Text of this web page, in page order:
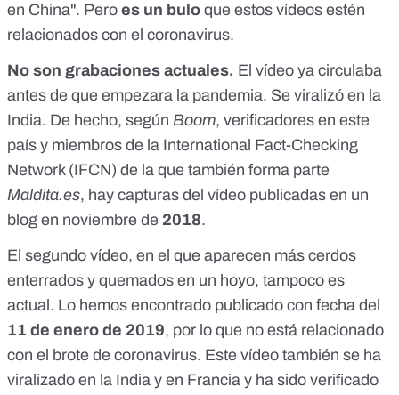
en China". Pero es un bulo que estos vídeos estén
relacionados con el coronavirus.
No son grabaciones actuales. El vídeo ya circulaba
antes de que empezara la pandemia. Se viralizó en la
India. De hecho, según Boom, verificadores en este
país y miembros de la International Fact-Checking
Network(IFCN) de la que también forma parte
Maldita.es, hay capturas del vídeo publicadas en un
blog en noviembre de 2018.
El segundo vídeo, en el que aparecen más cerdos
enterrados y quemados en un hoyo, tampoco es
actual. Lo hemos encontrado publicado con fecha del
11 de enero de 2019, por lo que no está relacionado
con el brote de coronavirus. Este vídeo también se ha
viralizado en la India y en Francia y ha sido verificado